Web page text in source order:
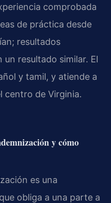
comprobada
de práctica desde
resultados
resultado similar. El
y tamil, y atiende a
centro de Virginia.
y cómo
es una
obliga a una parte a